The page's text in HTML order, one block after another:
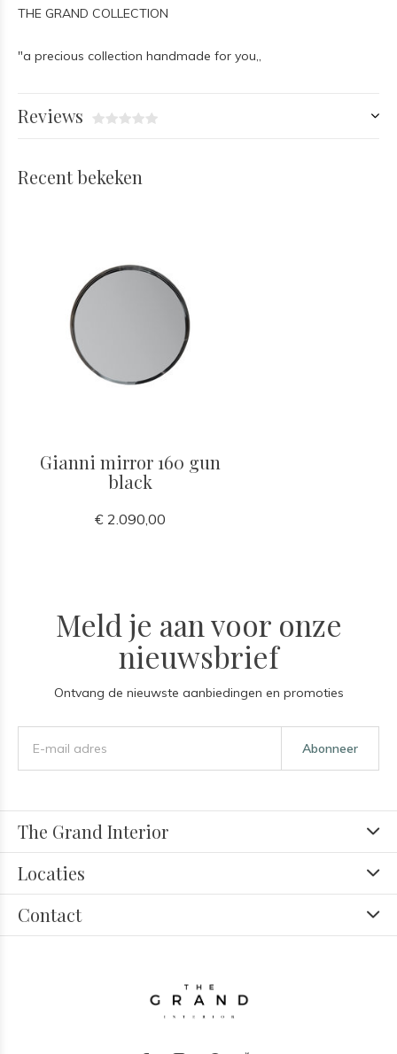
THE GRAND COLLECTION
"a precious collection handmade for you,,
Reviews
Recent bekeken
Gianni mirror 160 gun
black
€ 2.090,00
Meld je aan voor onze
nieuwsbrief
Ontvang de nieuwste aanbiedingen en promoties
Abonneer
The Grand Interior
Locaties
Contact